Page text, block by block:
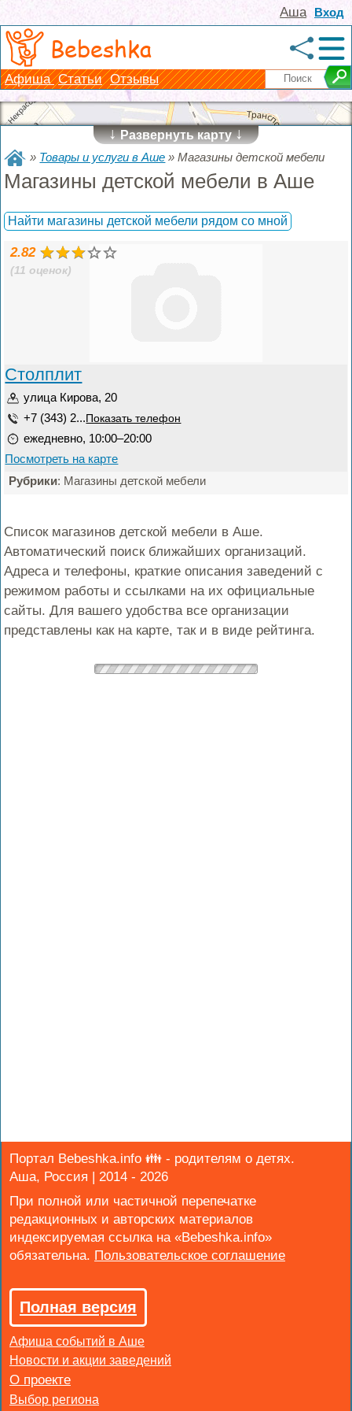
Вход
Аша
Bebeshka
Афиша Статьи Отзывы
↓Развернуть карту↓
» Товары и услуги в Аше »Магазины детской мебели
Магазины детской мебели в Аше
Найти магазины детской мебели рядом со мной
2.82
(11 оценок)
Столплит
улица Кирова, 20
+7 (343) 2... Показать телефон
ежедневно, 10:00–20:00
Посмотреть на карте
Рубрики: Магазины детской мебели
Список магазинов детской мебели в Аше.
Автоматический поиск ближайших организаций.
Адреса и телефоны, краткие описания заведений с
режимом работы и ссылками на их официальные
сайты. Для вашего удобства все организации
представлены как на карте, так и в виде рейтинга.
Портал Bebeshka.info 👪 - родителям о детях.
Аша, Россия | 2014 - 2026
При полной или частичной перепечатке
редакционных и авторских материалов
индексируемая ссылка на «Bebeshka.info»
обязательна.
Полная версия
Афиша событий в Аше
Новости и акции заведений
Выбор региона